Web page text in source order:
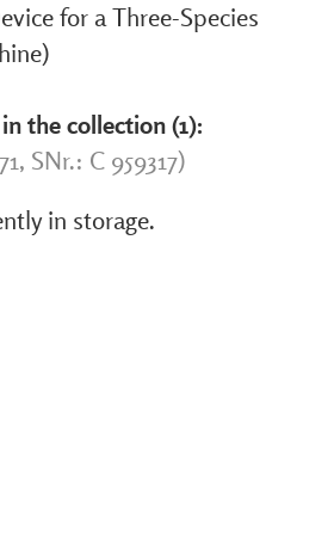
for a Three-Species
the collection (1):
SNr.: C 959317)
in storage.